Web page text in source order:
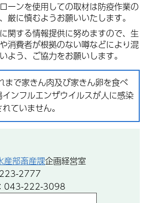
ーンを使用しての取材は防疫作業の
厳に慎むようお願いいたします。
関する情報提供に努めますので、生
消費者が根拠のない噂などにより混
よう、ご協力をお願いします。
まで家きん肉及び家きん卵を食べ
ンフルエンザウイルスが人に感染
ていません。
産部畜産課企画経営室
2777
043-222-3098